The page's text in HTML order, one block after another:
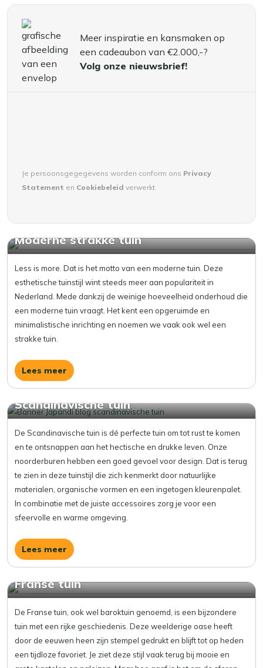
Meer inspiratie en kansmaken op
een cadeaubon van €2.000,-?
Volg onze nieuwsbrief!
Je persoonsgegegevens worden conform ons Privacy
Statement en Cookiebeleid verwerkt.
Moderne strakke tuin
Less is more. Dat is het motto van een moderne tuin. Deze
esthetische tuinstijl wint steeds meer aan populariteit in
Nederland. Mede dankzij de weinige hoeveelheid onderhoud die
een moderne tuin vraagt. Het kent een opgeruimde en
minimalistische inrichting en noemen we vaak ook wel een
strakke tuin.
Lees meer
Scandinavische tuin
De Scandinavische tuin is dé perfecte tuin om tot rust te komen
en te ontsnappen aan het hectische en drukke leven. Onze
noorderburen hebben een goed gevoel voor design. Dat is terug
te zien in deze tuinstijl die zich kenmerkt door natuurlijke
materialen, organische vormen en een ingetogen kleurenpalet.
In combinatie met de juiste accessoires zorg je voor een
sfeervolle en warme omgeving.
Lees meer
Franse tuin
De Franse tuin, ook wel baroktuin genoemd, is een bijzondere
tuin met een rijke geschiedenis. Deze weelderige oase heeft
door de eeuwen heen zijn stempel gedrukt en blijft tot op heden
een tijdloze favoriet. Je ziet deze stijl vaak terug bij mooie en